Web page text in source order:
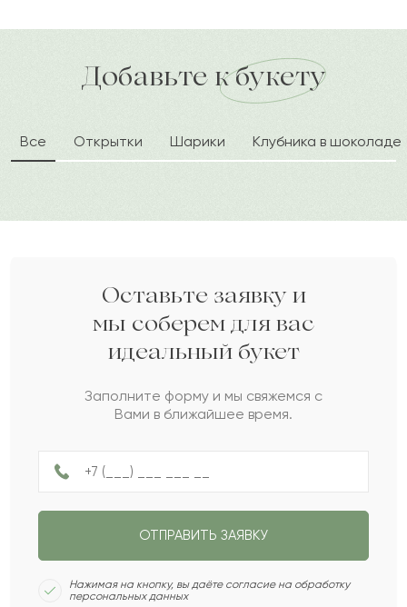
доставка по городу в течение часа
И 2023-05-23
Израиль
2023-05-21
К 2023-05-13
Каблет
Ж 2023-04-05
Жанша
2023-04-05
Ханифа
2023-03-31
Абдирасул
Аделя
Р Руслана
Добавьте к букету
Все Открытки Шарики Клубника в шоколаде
Оставьте заявку и
мы соберем для вас
идеальный букет
Заполните форму и мы свяжемся с
Вами в ближайшее время.
ОТПРАВИТЬ ЗАЯВКУ
Нажимая на кнопку, вы даёте согласие на обработку
персональных данных